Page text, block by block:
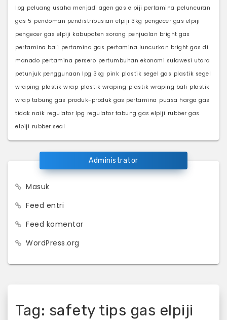
lpg peluang usaha menjadi agen gas elpiji pertamina peluncuran
gas 5 pendoman pendistribusian elpiji 3kg pengecer gas elpiji
pengecer gas elpiji kabupaten sorong penjualan bright gas
pertamina bali pertamina gas pertamina luncurkan bright gas di
manado pertamina persero pertumbuhan ekonomi sulawesi utara
petunjuk penggunaan lpg 3kg pink plastik segel gas plastik segel
wraping plastik wrap plastik wraping plastik wraping bali plastik
wrap tabung gas produk-produk gas pertamina puasa harga gas
tidak naik regulator lpg regulator tabung gas elpiji rubber gas
elpiji rubber seal
Administrator
Masuk
Feed entri
Feed komentar
WordPress.org
Tag: safety tips gas elpiji